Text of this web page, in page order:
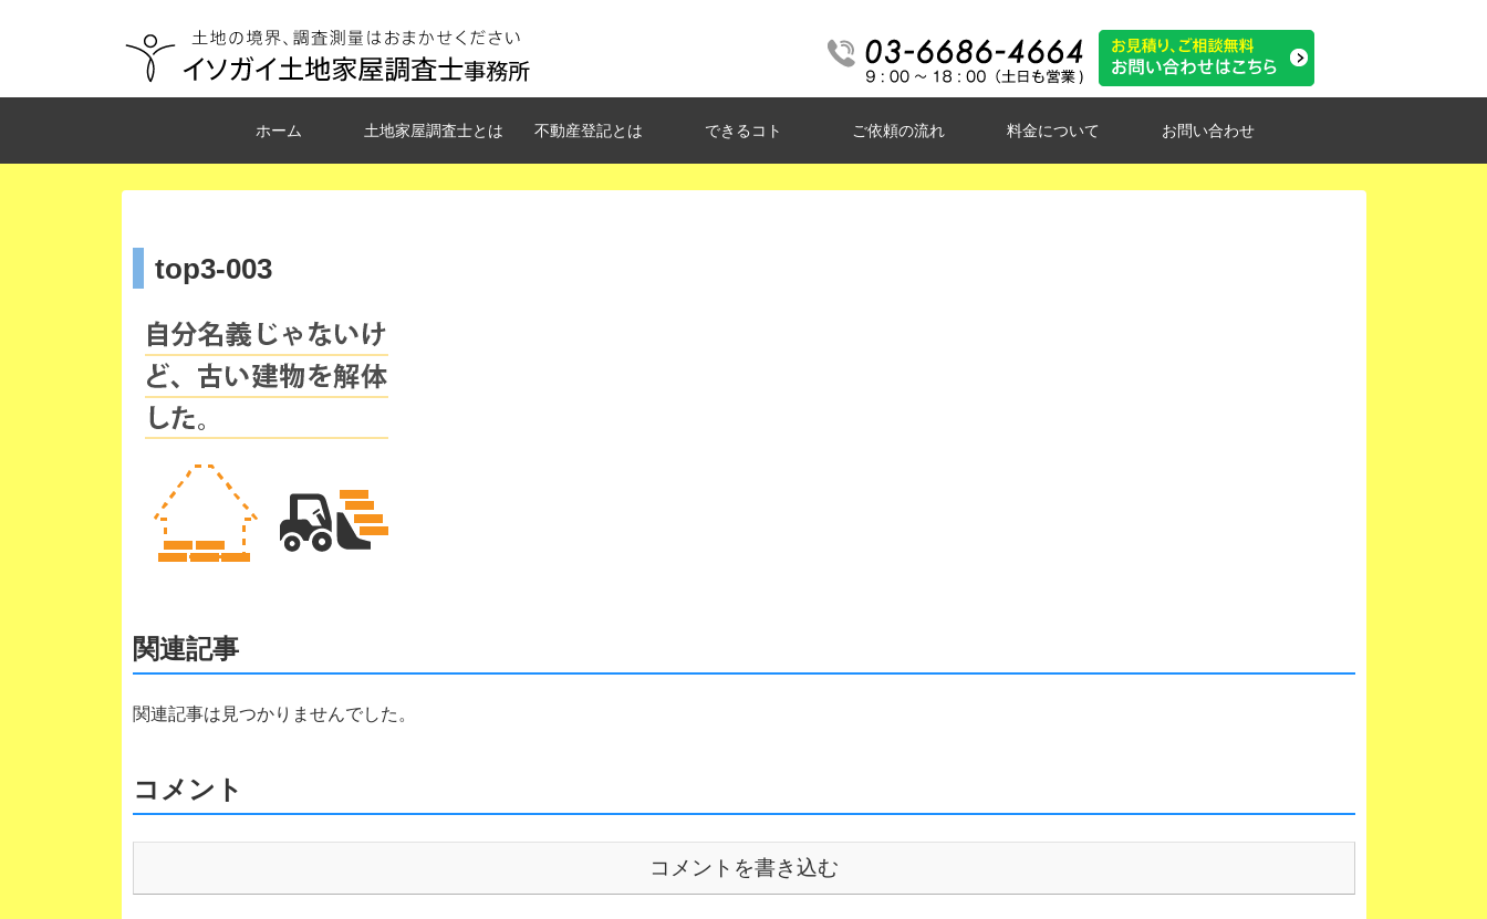
ホーム 土地家屋調査士とは 不動産登記とは できるコト ご依頼の流れ 料金について お問い合わせ
top3-003
関連記事
関連記事は見つかりませんでした。
コメント
コメントを書き込む